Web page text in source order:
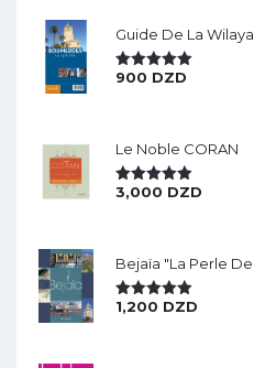
Guide De La
Note 5.00
900 DZD
Le Noble CORAN
Note5.00
3,000 DZD
Bejaïa "la Perle
Note5.00
1,200 DZD